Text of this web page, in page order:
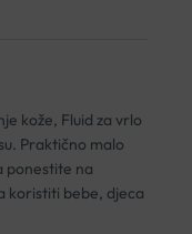
kože, Fluid za vrlo
Praktično malo
ponestite na
koristiti bebe, djeca